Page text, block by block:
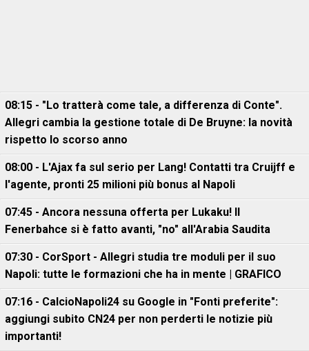
08:15 - "Lo tratterà come tale, a differenza di Conte".
Allegri cambia la gestione totale di De Bruyne: la novità
rispetto lo scorso anno
08:00 - L'Ajax fa sul serio per Lang! Contatti tra Cruijff e
l'agente, pronti 25 milioni più bonus al Napoli
07:45 - Ancora nessuna offerta per Lukaku! Il
Fenerbahce si è fatto avanti, "no" all'Arabia Saudita
07:30 - CorSport - Allegri studia tre moduli per il suo
Napoli: tutte le formazioni che ha in mente | GRAFICO
07:16 - CalcioNapoli24 su Google in "Fonti preferite":
aggiungi subito CN24 per non perderti le notizie più
importanti!